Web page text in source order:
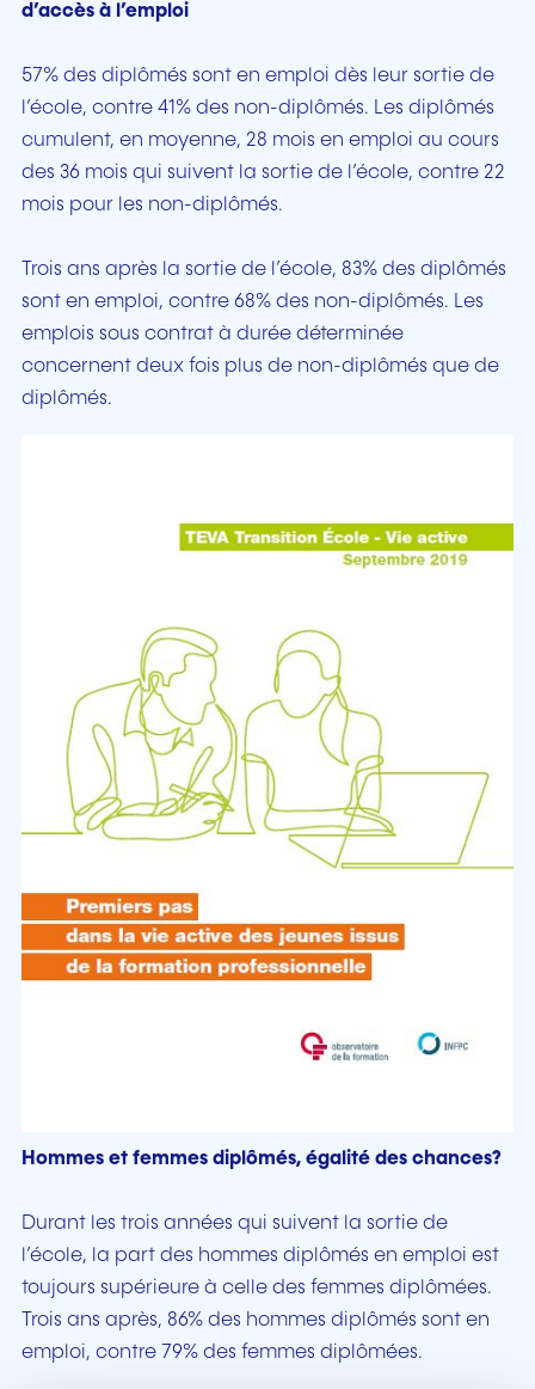
d’accès à l’emploi
57% des diplômés sont en emploi dès leur sortie de
l’école, contre 41% des non-diplômés. Les diplômés
cumulent, en moyenne, 28 mois en emploi au cours
des 36 mois qui suivent la sortie de l’école, contre 22
mois pour les non-diplômés.
Trois ans après la sortie de l’école, 83% des diplômés
sont en emploi, contre 68% des non-diplômés. Les
emplois sous contrat à durée déterminée
concernent deux fois plus de non-diplômés que de
diplômés.
Hommes et femmes diplômés, égalité des chances?
Durant les trois années qui suivent la sortie de
l’école, la part des hommes diplômés en emploi est
toujours supérieure à celle des femmes diplômées.
Trois ans après, 86% des hommes diplômés sont en
emploi, contre 79% des femmes diplômées.